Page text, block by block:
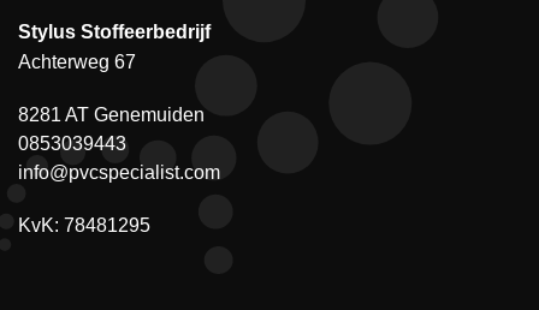
Stylus Stoffeerbedrijf
Achterweg 67
8281 AT Genemuiden
0853039443
info@pvcspecialist.com
KvK: 78481295